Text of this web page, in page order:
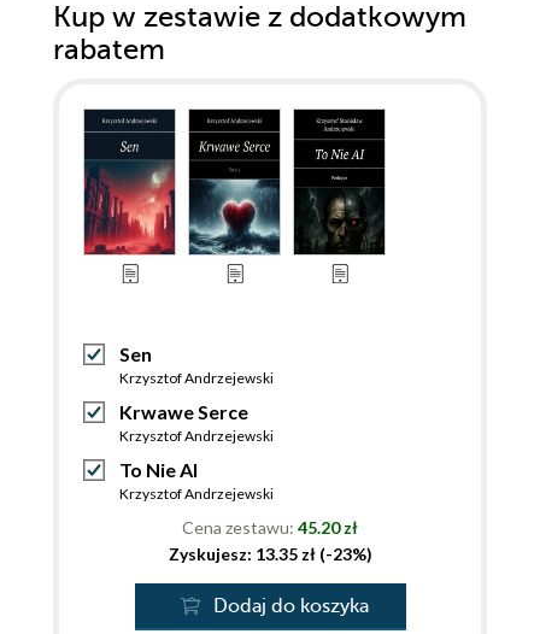
Kup w zestawie z dodatkowym
rabatem
Sen
Krzysztof Andrzejewski
Krwawe Serce
Krzysztof Andrzejewski
To Nie AI
Krzysztof Andrzejewski
Cena zestawu: 45.20 zł
Zyskujesz: 13.35 zł (-23%)
Dodaj do koszyka